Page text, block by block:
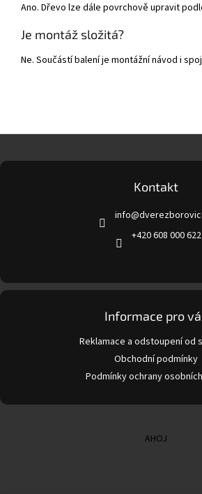
Ano. Dřevo lze dále povrchově upravit
Je montáž složitá?
Ne. Součástí balení je montážní návod i
Kontakt
info@
+420 608 000 622
Informace pro
Reklamace a odstoupení od
Obchodní podmínky
Podmínky ochrany
AHOJ